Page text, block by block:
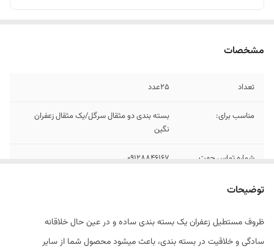
مشخصات
تعداد 25عدد
مناسب برای:
بسته بندی دو مثقال سرگل/یک مثقال زعفران
نگین
شماره تماس جهت
09128846167
وزن
توضیحات
ظروف مستطیل زعفران یک بسته بندی ساده و در عین حال خلاقانه
سادگی و خلاقیت در بسته بندی، باعث میشود محصول شما از سایر